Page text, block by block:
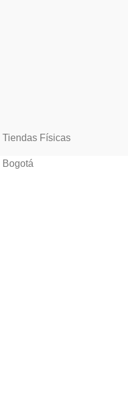
Tiendas Físicas
Bogotá